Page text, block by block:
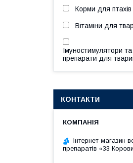
Корми для птахів
Вітаміни для
Імуностимулятори
препарати для
КОНТАКТИ
Інтернет-магазин
препаратів «33